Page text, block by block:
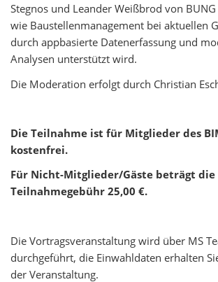
Stegnos und Leander Weißbrod von
wie Baustellenmanagement bei aktuellen
durch appbasierte Datenerfassung und
Analysen unterstützt wird.
Die Moderation erfolgt durch Christian
Die Teilnahme ist für Mitglieder des
kostenfrei.
Für Nicht-Mitglieder/Gäste beträgt die
Teilnahmegebühr 25,00 €.
Die Vortragsveranstaltung wird über MS
durchgeführt, die Einwahldaten erhalten
der Veranstaltung.